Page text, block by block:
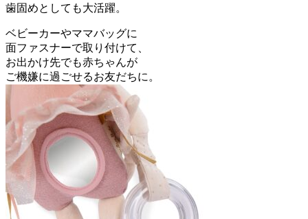
歯固めとしても大活躍。
ベビーカーやママバッグに
面ファスナーで取り付けて、
お出かけ先でも赤ちゃんが
ご機嫌に過ごせるお友だちに。